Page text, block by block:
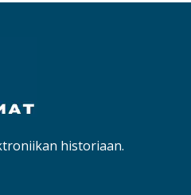
historiaan.